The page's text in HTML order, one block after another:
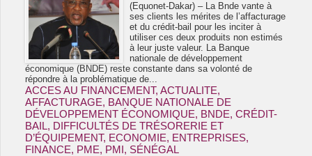
(Equonet-Dakar) – La Bnde vante à
ses clients les mérites de l’affacturage
et du crédit-bail pour les inciter à
utiliser ces deux produits non estimés
à leur juste valeur. La Banque
nationale de développement
économique (BNDE) reste constante dans sa volonté de
répondre à la problématique de...
ACCES AU FINANCEMENT, ACTUALITE,
AFFACTURAGE, BANQUE NATIONALE DE
DÉVELOPPEMENT ÉCONOMIQUE, BNDE, CRÉDIT-
BAIL, DIFFICULTÉS DE TRÉSORERIE ET
D’ÉQUIPEMENT, ECONOMIE, ENTREPRISES,
FINANCE, PME, PMI, SÉNÉGAL